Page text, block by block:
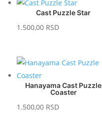
Cast Puzzle Star
1.500,00 RSD
Hanayama Cast Puzzle
Coaster
1.500,00 RSD